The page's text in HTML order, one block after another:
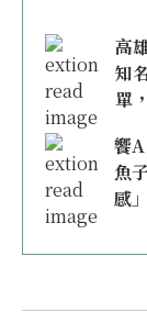
高
知
單
饗
魚
感